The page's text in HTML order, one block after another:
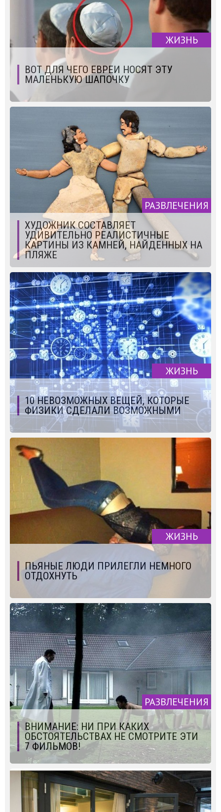
ЖИЗНЬ
ВОТ ДЛЯ ЧЕГО ЕВРЕИ НОСЯТ ЭТУ
МАЛЕНЬКУЮ ШАПОЧКУ
РАЗВЛЕЧЕНИЯ
ХУДОЖНИК СОСТАВЛЯЕТ
УДИВИТЕЛЬНО РЕАЛИСТИЧНЫЕ
КАРТИНЫ ИЗ КАМНЕЙ, НАЙДЕННЫХ НА
ПЛЯЖЕ
ЖИЗНЬ
10 НЕВОЗМОЖНЫХ ВЕЩЕЙ, КОТОРЫЕ
ФИЗИКИ СДЕЛАЛИ ВОЗМОЖНЫМИ
ЖИЗНЬ
ПЬЯНЫЕ ЛЮДИ ПРИЛЕГЛИ НЕМНОГО
ОТДОХНУТЬ
РАЗВЛЕЧЕНИЯ
ВНИМАНИЕ: НИ ПРИ КАКИХ
ОБСТОЯТЕЛЬСТВАХ НЕ СМОТРИТЕ ЭТИ
7 ФИЛЬМОВ!